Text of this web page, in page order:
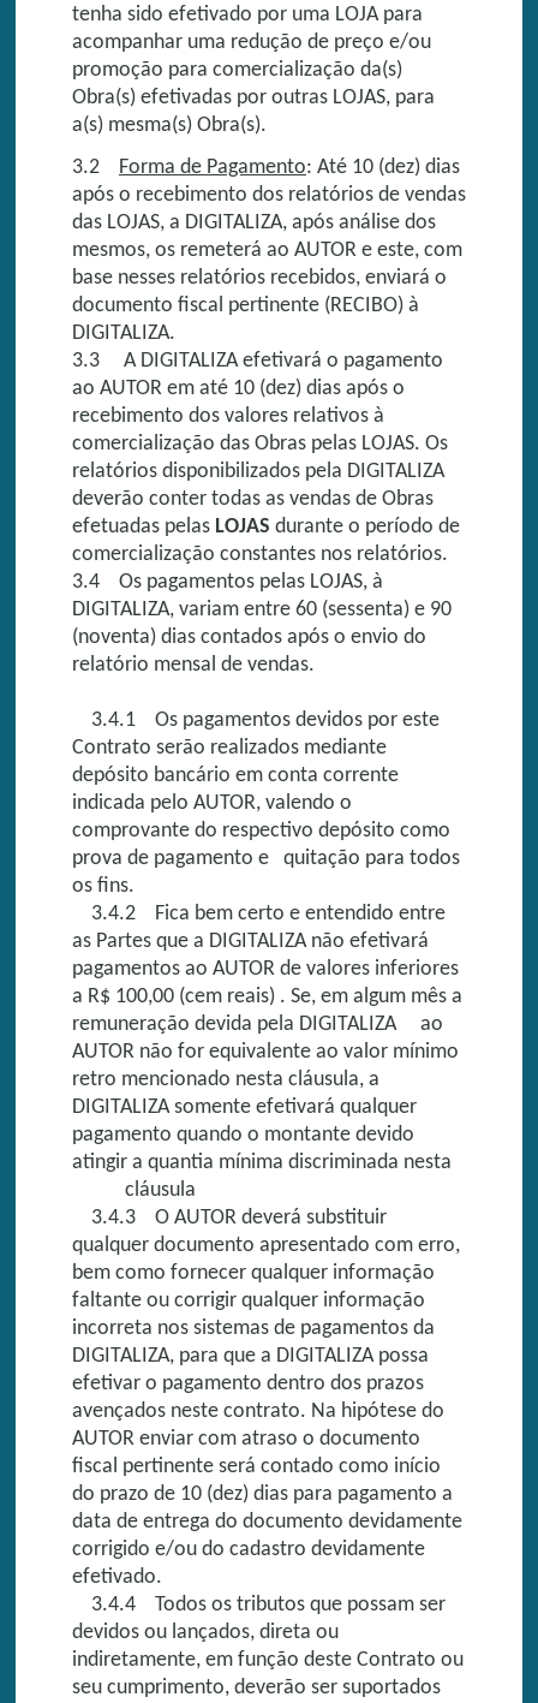
tenha sido efetivado por uma LOJA para
acompanhar uma redução de preço e/ou
promoção para comercialização da(s)
Obra(s) efetivadas por outras LOJAS, para
a(s) mesma(s) Obra(s).
3.2 Forma de Pagamento: Até 10 (dez) dias
após o recebimento dos relatórios de vendas
das LOJAS, a DIGITALIZA, após análise dos
mesmos, os remeterá ao AUTOR e este, com
base nesses relatórios recebidos, enviará o
documento fiscal pertinente (RECIBO) à
DIGITALIZA.
3.3 A DIGITALIZA efetivará o pagamento
ao AUTOR em até 10 (dez) dias após o
recebimento dos valores relativos à
comercialização das Obras pelas LOJAS. Os
relatórios disponibilizados pela DIGITALIZA
deverão conter todas as vendas de Obras
efetuadas pelas LOJAS durante o período de
comercialização constantes nos relatórios.
3.4 Os pagamentos pelas LOJAS, à
DIGITALIZA, variam entre 60 (sessenta) e 90
(noventa) dias contados após o envio do
relatório mensal de vendas.
3.4.1 Os pagamentos devidos por este
Contrato serão realizados mediante
depósito bancário em conta corrente
indicada pelo AUTOR, valendo o
comprovante do respectivo depósito como
prova de pagamento e quitação para todos
os fins.
3.4.2 Fica bem certo e entendido entre
as Partes que a DIGITALIZA não efetivará
pagamentos ao AUTOR de valores inferiores
a R$ 100,00 (cem reais) . Se, em algum mês a
remuneração devida pela DIGITALIZA ao
AUTOR não for equivalente ao valor mínimo
retro mencionado nesta cláusula, a
DIGITALIZA somente efetivará qualquer
pagamento quando o montante devido
atingir a quantia mínima discriminada nesta
cláusula
3.4.3 O AUTOR deverá substituir
qualquer documento apresentado com erro,
bem como fornecer qualquer informação
faltante ou corrigir qualquer informação
incorreta nos sistemas de pagamentos da
DIGITALIZA, para que a DIGITALIZA possa
efetivar o pagamento dentro dos prazos
avençados neste contrato. Na hipótese do
AUTOR enviar com atraso o documento
fiscal pertinente será contado como início
do prazo de 10 (dez) dias para pagamento a
data de entrega do documento devidamente
corrigido e/ou do cadastro devidamente
efetivado.
3.4.4 Todos os tributos que possam ser
devidos ou lançados, direta ou
indiretamente, em função deste Contrato ou
seu cumprimento, deverão ser suportados